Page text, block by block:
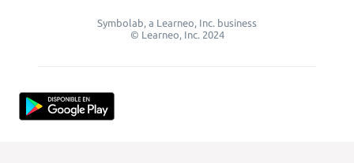
Symbolab, a Learneo, Inc. business
© Learneo, Inc. 2024